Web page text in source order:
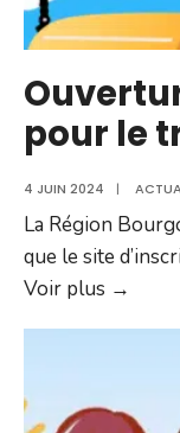
pour le
4 JUIN 2024 |
La Région
que le site
Voir plus →
le